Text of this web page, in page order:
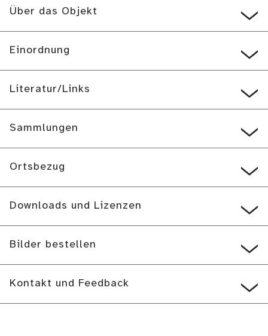
Über das Objekt
Einordnung
Literatur/Links
Sammlungen
Ortsbezug
Downloads und Lizenzen
Bilder bestellen
Kontakt und Feedback